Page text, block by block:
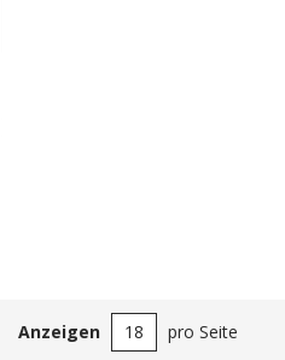
Anzeigen pro Seite